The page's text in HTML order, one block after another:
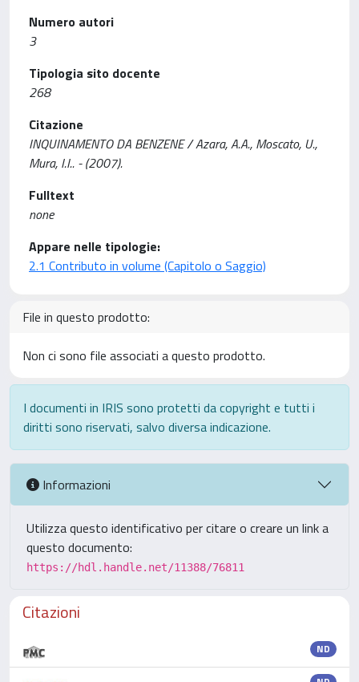
Numero autori
3
Tipologia sito docente
268
Citazione
INQUINAMENTO DA BENZENE / Azara, A.A., Moscato, U.,
Mura, I.I.. - (2007).
Fulltext
none
Appare nelle tipologie:
2.1 Contributo in volume (Capitolo o Saggio)
File in questo prodotto:
Non ci sono file associati a questo prodotto.
I documenti in IRIS sono protetti da copyright e tutti i
diritti sono riservati, salvo diversa indicazione.
Informazioni
Utilizza questo identificativo per citare o creare un link a
questo documento:
https://hdl.handle.net/11388/76811
Citazioni
ND